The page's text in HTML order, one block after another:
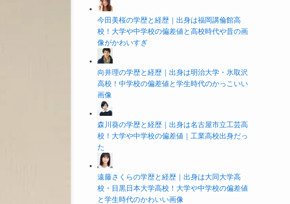
今田美桜の学歴と経歴｜出身は福岡講倫館高
校！大学や中学校の偏差値と高校時代や昔の画
像がかわいすぎ
向井理の学歴と経歴｜出身は明治大学・氷取沢
高校！中学校の偏差値と学生時代のかっこいい
画像
森川葵の学歴と経歴｜出身は名古屋市立工芸高
校！大学や中学校の偏差値｜工業高校出身だっ
た
遠藤さくらの学歴と経歴｜出身は大同大学高
校・目黒日本大学高校！大学や中学校の偏差値
と学生時代のかわいい画像